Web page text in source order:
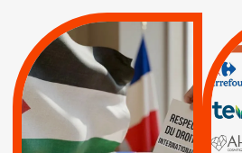
MUNICIPALES 2026 :
JE VOTE POUR LE
RESPECT DU DROIT
INTERNATIONAL EN
PALESTINE